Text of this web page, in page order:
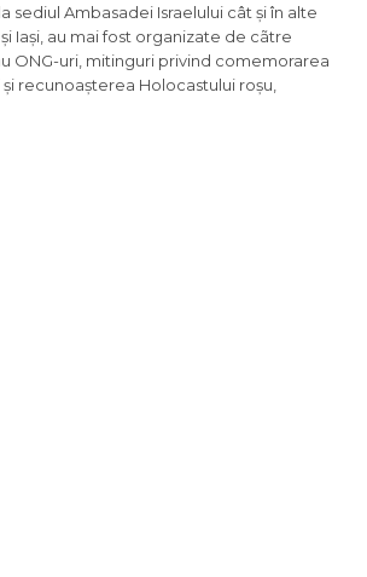
sediul Ambasadei Israelului cât și în alte
Iași, au mai fost organizate de cãtre
ONG-uri, mitinguri privind comemorarea
recunoașterea Holocastului roșu,